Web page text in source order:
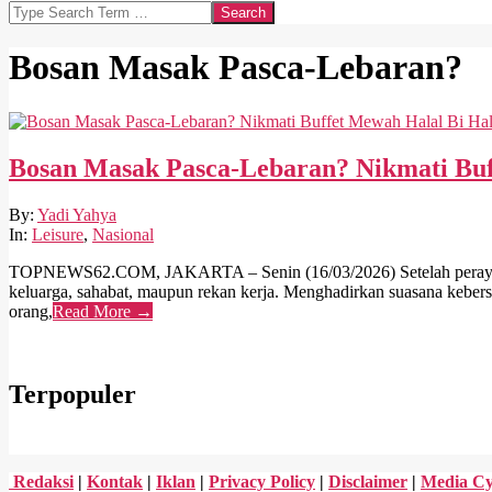
Search
Bosan Masak Pasca-Lebaran?
Bosan Masak Pasca-Lebaran? Nikmati
2026-
03-
By: Yadi Yahya
In: Leisure, Nasional
TOPNEWS62.COM, JAKARTA – Senin (16/03/2026) Setelah
keluarga, sahabat, maupun rekan kerja. Menghadirkan suasana
orang,Read More →
Terpopuler
Redaksi | Kontak | Iklan | Privacy Policy | Disclaimer | Media